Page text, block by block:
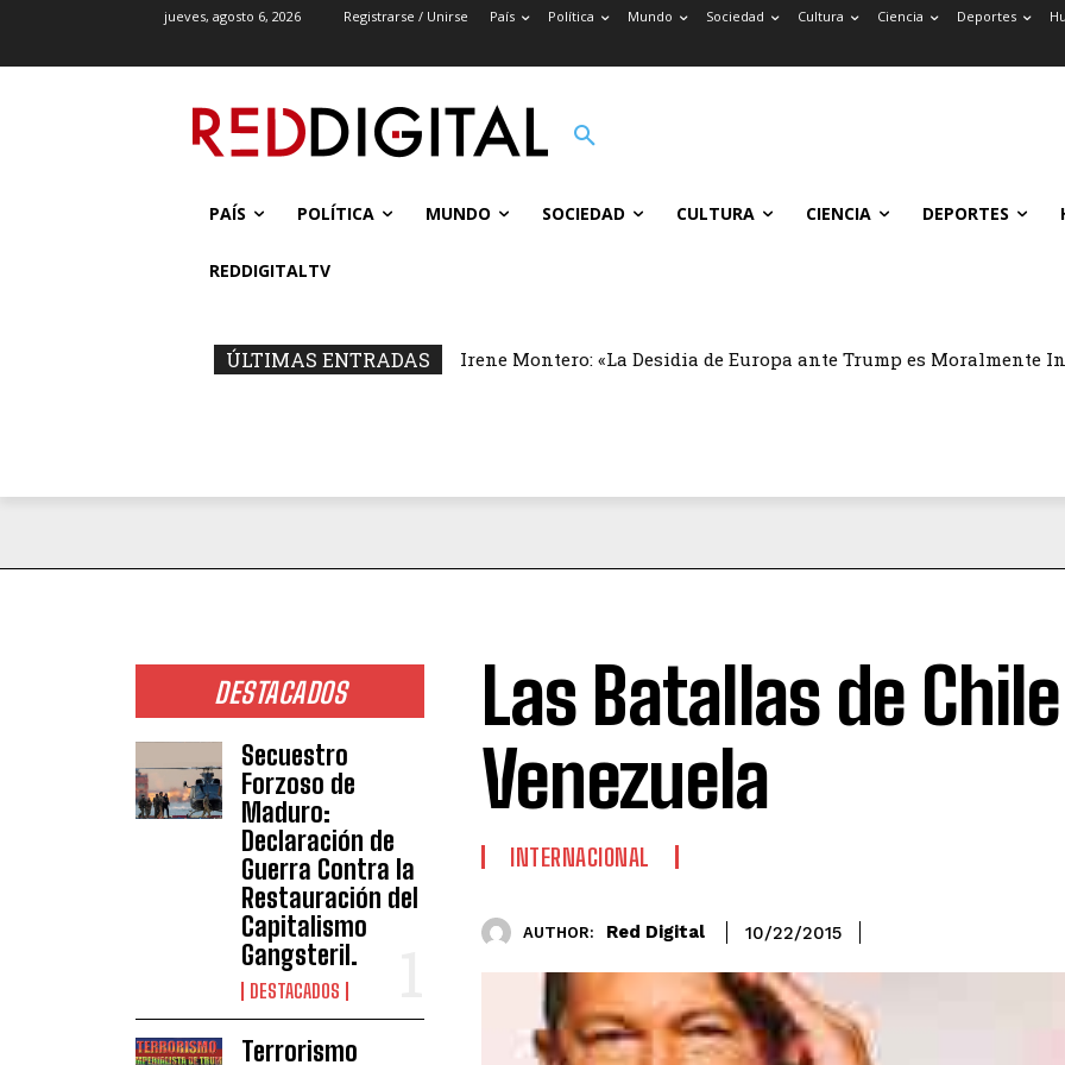
jueves, agosto 6, 2026 Registrarse / Unirse País Política Mundo Sociedad Cultura Ciencia Deportes
PAÍS POLÍTICA MUNDO SOCIEDAD CULTURA CIENCIA DEPORTES
REDDIGITALTV
ÚLTIMAS ENTRADAS Irene Montero: «La Desidia de Europa ante Trump es Moralmente
DESTACADOS
Secuestro
Forzoso de
Maduro:
Declaración de
Guerra Contra la
Restauración del
Capitalismo
Gangsteril.
DESTACADOS
Terrorismo
Las Batallas de
Venezuela
INTERNACIONAL
AUTHOR: Red Digital 10/22/2015